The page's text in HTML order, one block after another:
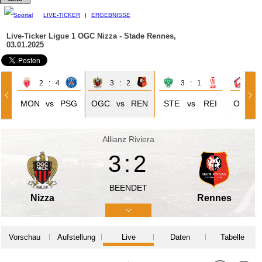
LIVE-TICKER | ERGEBNISSE
Live-Ticker Ligue 1 OGC Nizza - Stade Rennes,
03.01.2025
2 : 4
MON vs PSG
3 : 2
OGC vs REN
3 : 1
STE vs REI OSC
Allianz Riviera
Nizza
3:2
BEENDET
Rennes
Vorschau Aufstellung Live Daten Tabelle